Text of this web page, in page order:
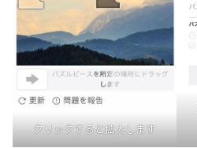
クリックすると拡大します